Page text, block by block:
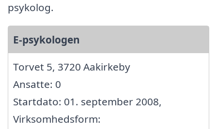
psykolog.
E-psykologen
Torvet 5, 3720 Aakirkeby
Ansatte: 0
Startdato: 01. september 2008,
Virksomhedsform: